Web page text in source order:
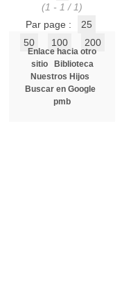
(1 - 1 / 1)
Par page :
25
50
100 200
Enlace hacia otro
sitio
Biblioteca
Nuestros Hijos
Buscar en Google
pmb